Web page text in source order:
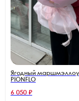
Ягодный маршмэллоу
PIONFLO
6 050 ₽